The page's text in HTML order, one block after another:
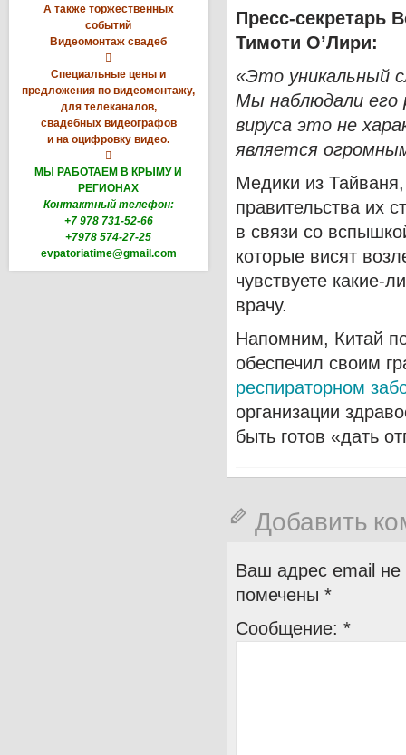
А также торжественных
событий
Видеомонтаж свадеб

Специальные цены и
предложения по видеомонтажу,
для телеканалов,
свадебных видеографов
и на оцифровку видео.

МЫ РАБОТАЕМ В КРЫМУ И
РЕГИОНАХ
Контактный телефон:
+7 978 731-52-66
+7978 574-27-25
evpatoriatime@gmail.com
Пресс-секретарь
Тимоти О’Лири:
«Это уникальный
Мы наблюдали его
вируса это не
является
Медики из
правительства их
в связи со
которые висят
чувствуете какие-
врачу.
Напомним, Китай
обеспечил своим
респираторном
организации
быть готов «дать
Добавить
Ваш адрес email не
помечены *
Сообщение: *